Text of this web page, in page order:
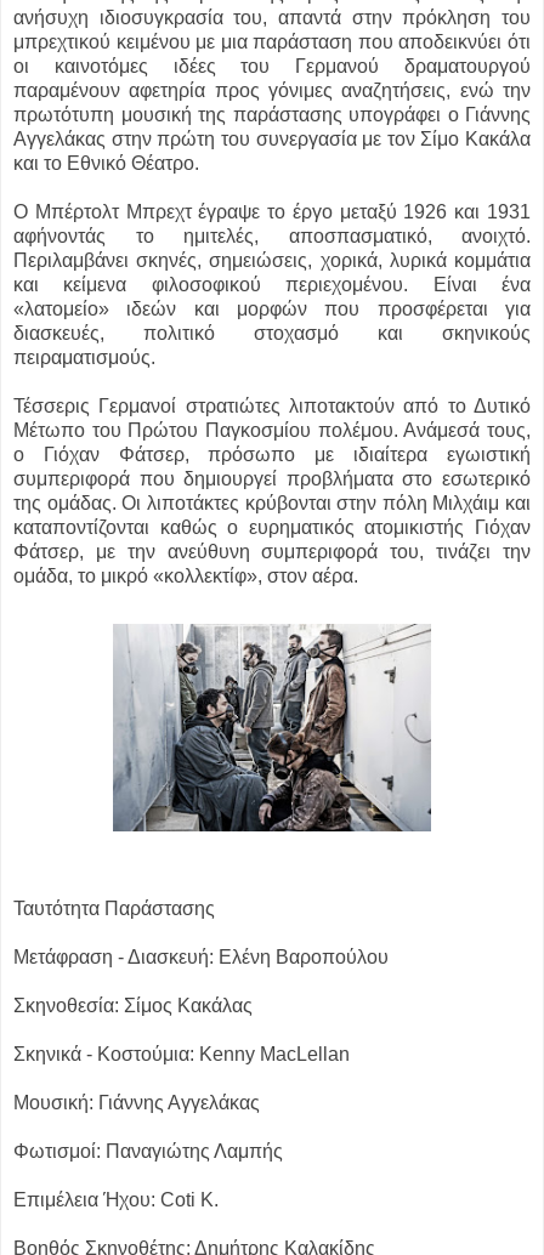
ανήσυχη ιδιοσυγκρασία του, απαντά στην πρόκληση του
μπρεχτικού κειμένου με μια παράσταση που αποδεικνύει ότι
οι καινοτόμες ιδέες του Γερμανού δραματουργού
παραμένουν αφετηρία προς γόνιμες αναζητήσεις, ενώ την
πρωτότυπη μουσική της παράστασης υπογράφει ο Γιάννης
Αγγελάκας στην πρώτη του συνεργασία με τον Σίμο Κακάλα
και το Εθνικό Θέατρο.
Ο Μπέρτολτ Μπρεχτ έγραψε το έργο μεταξύ 1926 και 1931
αφήνοντάς το ημιτελές, αποσπασματικό, ανοιχτό.
Περιλαμβάνει σκηνές, σημειώσεις, χορικά, λυρικά κομμάτια
και κείμενα φιλοσοφικού περιεχομένου. Είναι ένα
«λατομείο» ιδεών και μορφών που προσφέρεται για
διασκευές, πολιτικό στοχασμό και σκηνικούς
πειραματισμούς.
Τέσσερις Γερμανοί στρατιώτες λιποτακτούν από το Δυτικό
Μέτωπο του Πρώτου Παγκοσμίου πολέμου. Ανάμεσά τους,
ο Γιόχαν Φάτσερ, πρόσωπο με ιδιαίτερα εγωιστική
συμπεριφορά που δημιουργεί προβλήματα στο εσωτερικό
της ομάδας. Οι λιποτάκτες κρύβονται στην πόλη Μιλχάιμ και
καταποντίζονται καθώς ο ευρηματικός ατομικιστής Γιόχαν
Φάτσερ, με την ανεύθυνη συμπεριφορά του, τινάζει την
ομάδα, το μικρό «κολλεκτίφ», στον αέρα.
Ταυτότητα Παράστασης
Μετάφραση - Διασκευή: Ελένη Βαροπούλου
Σκηνοθεσία: Σίμος Κακάλας
Σκηνικά - Κοστούμια: Kenny MacLellan
Μουσική: Γιάννης Αγγελάκας
Φωτισμοί: Παναγιώτης Λαμπής
Επιμέλεια Ήχου: Coti Κ.
Βοηθός Σκηνοθέτης: Δημήτρης Καλακίδης